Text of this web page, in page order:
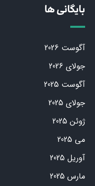
بایگانی ها
آگوست 2026
جولای 2026
آگوست 2025
جولای 2025
ژوئن 2025
می 2025
آوریل 2025
مارس 2025